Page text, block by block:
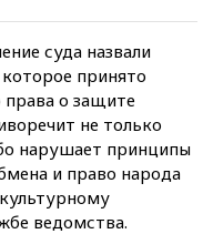
суда назвали
принято
о защите
не только
нарушает принципы
и право народа
ведомства.